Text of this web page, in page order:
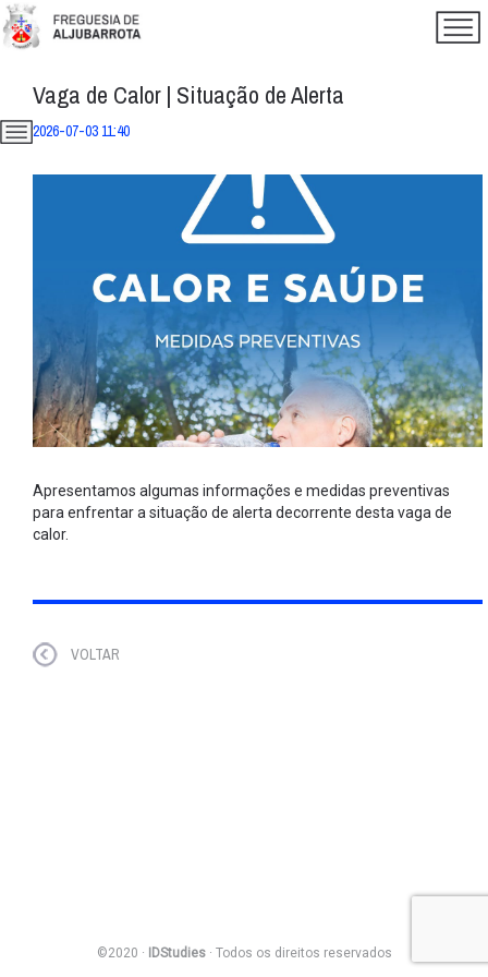
Vaga de Calor | Situação de Alerta
2026-07-03 11:40
Apresentamos algumas informações e medidas preventivas
para enfrentar a situação de alerta decorrente desta vaga de
calor.
VOLTAR
©2020 · IDStudies· Todos os direitos reservados